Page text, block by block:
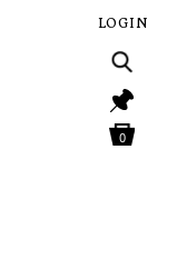
LOGIN
0